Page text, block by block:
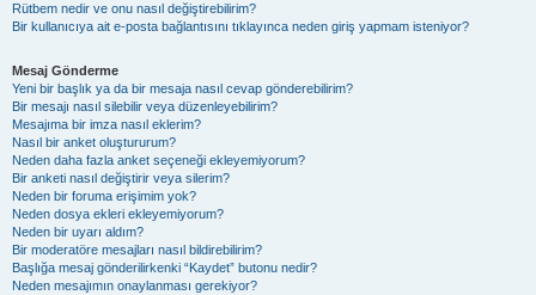
Rütbem nedir ve onu nasıl değiştirebilirim?
Bir kullanıcıya ait e-posta bağlantısını tıklayınca neden giriş yapmam isteniyor?
Mesaj Gönderme
Yeni bir başlık ya da bir mesaja nasıl cevap gönderebilirim?
Bir mesajı nasıl silebilir veya düzenleyebilirim?
Mesajıma bir imza nasıl eklerim?
Nasıl bir anket oluştururum?
Neden daha fazla anket seçeneği ekleyemiyorum?
Bir anketi nasıl değiştirir veya silerim?
Neden bir foruma erişimim yok?
Neden dosya ekleri ekleyemiyorum?
Neden bir uyarı aldım?
Bir moderatöre mesajları nasıl bildirebilirim?
Başlığa mesaj gönderilirkenki “Kaydet” butonu nedir?
Neden mesajımın onaylanması gerekiyor?